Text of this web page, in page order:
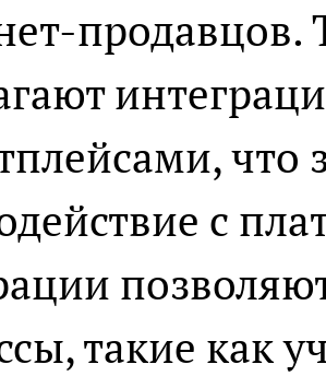
продавцов.
что
с
такие как